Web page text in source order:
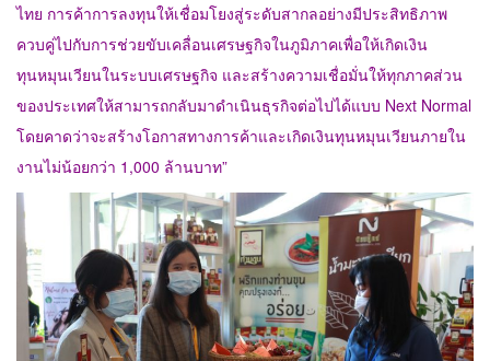
ไทย การค้าการลงทุนให้เชื่อมโยงสู่ระดับสากลอย่างมีประสิทธิภาพ
ควบคู่ไปกับการช่วยขับเคลื่อนเศรษฐกิจในภูมิภาคเพื่อให้เกิดเงิน
ทุนหมุนเวียนในระบบเศรษฐกิจ และสร้างความเชื่อมั่นให้ทุกภาคส่วน
ของประเทศให้สามารถกลับมาดำเนินธุรกิจต่อไปได้แบบ Next Normal
โดยคาดว่าจะสร้างโอกาสทางการค้าและเกิดเงินทุนหมุนเวียนภายใน
งานไม่น้อยกว่า 1,000 ล้านบาท”